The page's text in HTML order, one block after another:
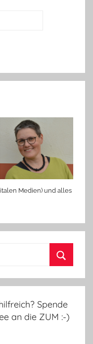
Medien) und alles
Spende
an die ZUM :-)